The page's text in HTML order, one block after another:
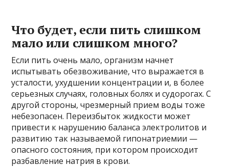
Что будет, если пить слишком
мало или слишком много?
Если пить очень мало, организм начнет
испытывать обезвоживание, что выражается в
усталости, ухудшении концентрации и, в более
серьезных случаях, головных болях и судорогах. С
другой стороны, чрезмерный прием воды тоже
небезопасен. Переизбыток жидкости может
привести к нарушению баланса электролитов и
развитию так называемой гипонатриемии —
опасного состояния, при котором происходит
разбавление натрия в крови.